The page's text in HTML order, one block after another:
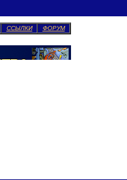
ССЫЛКИ ФОРУМ